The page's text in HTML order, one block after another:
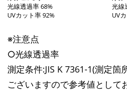
光線透過率 68%
UVカット率 92%
光線
UV
※注意点
○光線透過率
測定条件:JIS K 7361-1(測定箇
ございますので参考値として